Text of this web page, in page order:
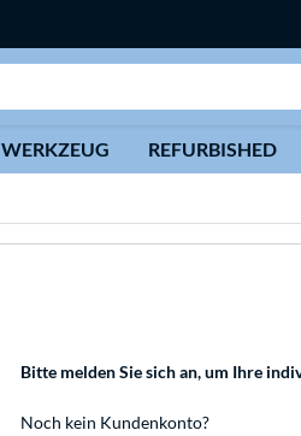
WERKZEUG REFURBISHED
Bitte melden Sie sich an, um Ihre
Noch kein Kundenkonto?